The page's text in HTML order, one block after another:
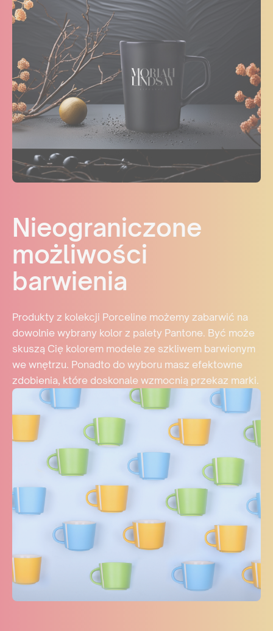
Nieograniczone
możliwości
barwienia
Produkty z kolekcji Porceline możemy zabarwić na
dowolnie wybrany kolor z palety Pantone. Być może
skuszą Cię kolorem modele ze szkliwem barwionym
we wnętrzu. Ponadto do wyboru masz efektowne
zdobienia, które doskonale wzmocnią przekaz marki.